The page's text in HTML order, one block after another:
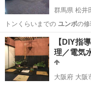
群馬県 松井
トンくらいまでの ユンボの
バックホー 重機…
群馬 安中市 松井田駅
【DIY指
理／電気
大阪府 大阪